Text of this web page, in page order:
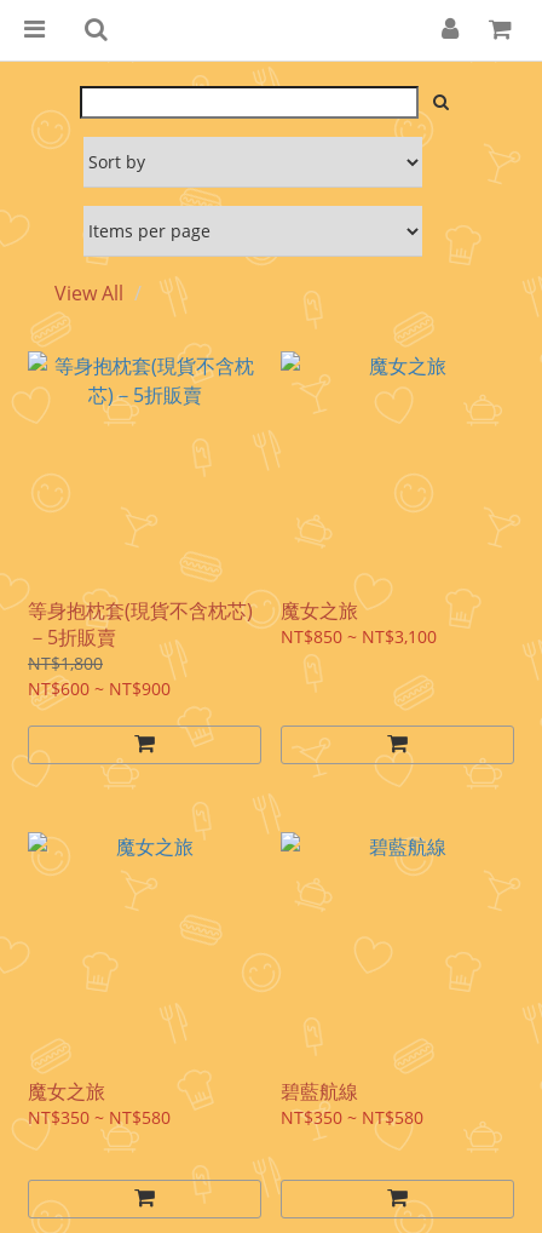
View All
等身抱枕套(現貨不含枕芯)
－5折販賣
NT$1,800
NT$600 ~ NT$900
魔女之旅
NT$850 ~ NT$3,100
魔女之旅
NT$350 ~ NT$580
碧藍航線
NT$350 ~ NT$580